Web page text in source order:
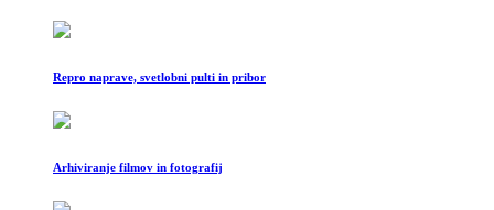
Repro naprave, svetlobni pulti in pribor
Arhiviranje filmov in fotografij